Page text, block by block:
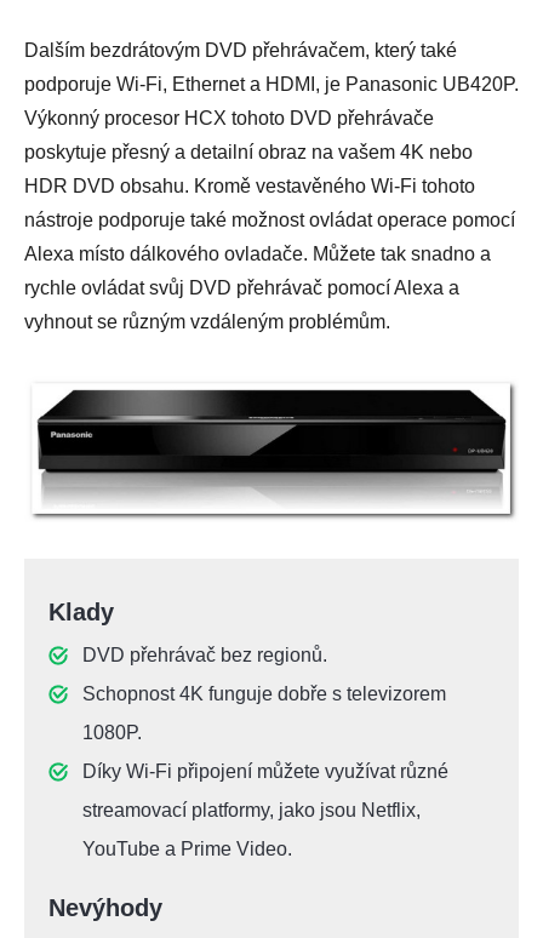
Dalším bezdrátovým DVD přehrávačem, který také
podporuje Wi-Fi, Ethernet a HDMI, je Panasonic UB420P.
Výkonný procesor HCX tohoto DVD přehrávače
poskytuje přesný a detailní obraz na vašem 4K nebo
HDR DVD obsahu. Kromě vestavěného Wi-Fi tohoto
nástroje podporuje také možnost ovládat operace pomocí
Alexa místo dálkového ovladače. Můžete tak snadno a
rychle ovládat svůj DVD přehrávač pomocí Alexa a
vyhnout se různým vzdáleným problémům.
Klady
DVD přehrávač bez regionů.
Schopnost 4K funguje dobře s televizorem
1080P.
Díky Wi-Fi připojení můžete využívat různé
streamovací platformy, jako jsou Netflix,
YouTube a Prime Video.
Nevýhody